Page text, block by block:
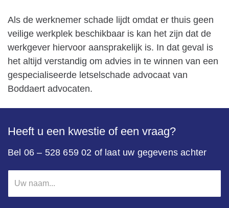
Als de werknemer schade lijdt omdat er thuis geen
veilige werkplek beschikbaar is kan het zijn dat de
werkgever hiervoor aansprakelijk is. In dat geval is
het altijd verstandig om advies in te winnen van een
gespecialiseerde letselschade advocaat van
Boddaert advocaten.
Heeft u een kwestie of een vraag?
Bel 06 – 528 659 02 of laat uw gegevens achter